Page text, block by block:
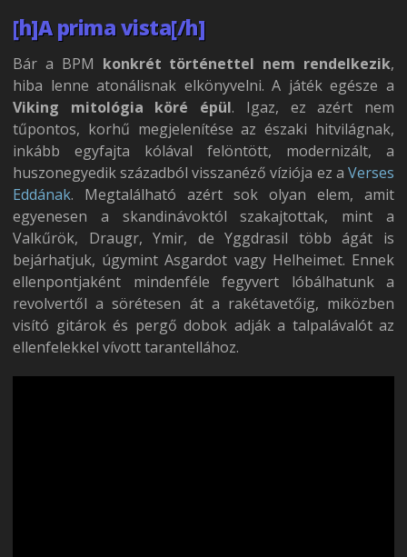
[h]A prima vista[/h]
Bár a BPM konkrét történettel nem rendelkezik,
hiba lenne atonálisnak elkönyvelni. A játék egésze a
Viking mitológia köré épül. Igaz, ez azért nem
tűpontos, korhű megjelenítése az északi hitvilágnak,
inkább egyfajta kólával felöntött, modernizált, a
huszonegyedik századból visszanéző víziója ez a Verses
Eddának. Megtalálható azért sok olyan elem, amit
egyenesen a skandinávoktól szakajtottak, mint a
Valkűrök, Draugr, Ymir, de Yggdrasil több ágát is
bejárhatjuk, úgymint Asgardot vagy Helheimet. Ennek
ellenpontjaként mindenféle fegyvert lóbálhatunk a
revolvertől a sörétesen át a rakétavetőig, miközben
visító gitárok és pergő dobok adják a talpalávalót az
ellenfelekkel vívott tarantellához.